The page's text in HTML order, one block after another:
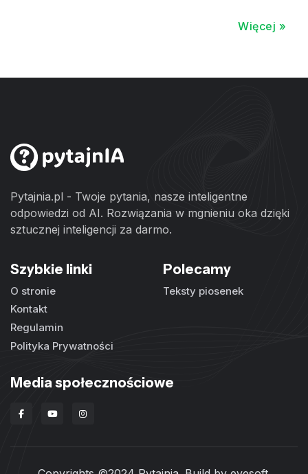
Więcej »
Pytajnia.pl - Twoje pytania, nasze inteligentne
odpowiedzi od AI. Rozwiązania w mgnieniu oka dzięki
sztucznej inteligencji za darmo.
Szybkie linki
O stronie
Kontakt
Regulamin
Polityka Prywatności
Polecamy
Teksty piosenek
Media społecznościowe